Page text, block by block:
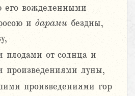
его вожделенными
и дарами бездны,
плодами от солнца и
произведениями луны,
произведениями гор